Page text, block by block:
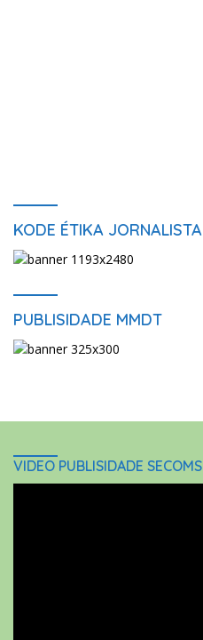
KODE ÉTIKA JORNALISTA
PUBLISIDADE MMDT
VIDEO PUBLISIDADE SECOMS